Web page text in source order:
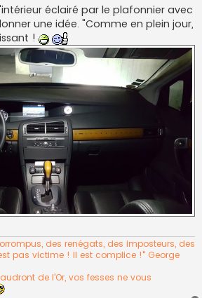
éclairé par le plafonnier avec
une idée. "Comme en plein jour,
!
des renégats, des imposteurs, des
pas victime ! Il est complice !" George
de l'Or, vos fesses ne vous